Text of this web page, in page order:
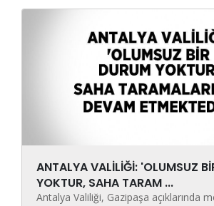
ANTALYA VALİLİĞİ: 'OLUMSUZ
YOKTUR, SAHA TARAM ...
Antalya Valiliği, Gazipaşa açıklarında